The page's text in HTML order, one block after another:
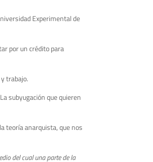
Experimental de
por un crédito para
trabajo.
subyugación que quieren
teoría anarquista, que nos
del cual una parte de la